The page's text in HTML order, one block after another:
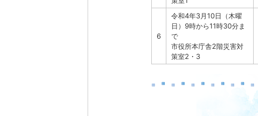
6
令和4年3月10日（木曜
日）9時から11時30分ま
で
市役所本庁舎2階災害対
策室2・3